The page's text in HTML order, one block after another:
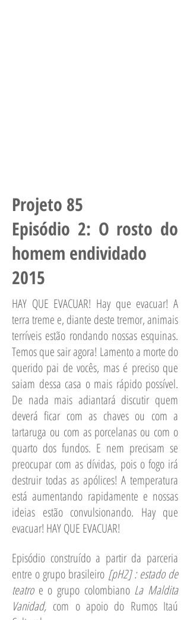
Projeto 85
Episódio 2: O rosto do
homem endividado
2015
HAY QUE EVACUAR! Hay que evacuar! A
terra treme e, diante deste tremor, animais
terríveis estão rondando nossas esquinas.
Temos que sair agora! Lamento a morte do
querido pai de vocês, mas é preciso que
saiam dessa casa o mais rápido possível.
De nada mais adiantará discutir quem
deverá ficar com as chaves ou com a
tartaruga ou com as porcelanas ou com o
quarto dos fundos. E nem precisam se
preocupar com as dívidas, pois o fogo irá
destruir todas as apólices! A temperatura
está aumentando rapidamente e nossas
ideias estão convulsionando. Hay que
evacuar! HAY QUE EVACUAR!
Episódio construído a partir da parceria
entre o grupo brasileiro [pH2] : estado de
teatroe o grupo colombiano La Maldita
Vanidad, com o apoio do Rumos Itaú